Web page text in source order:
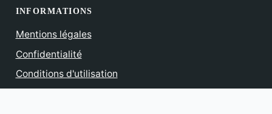
INFORMATIONS
Mentions légales
Confidentialité
Conditions d'utilisation